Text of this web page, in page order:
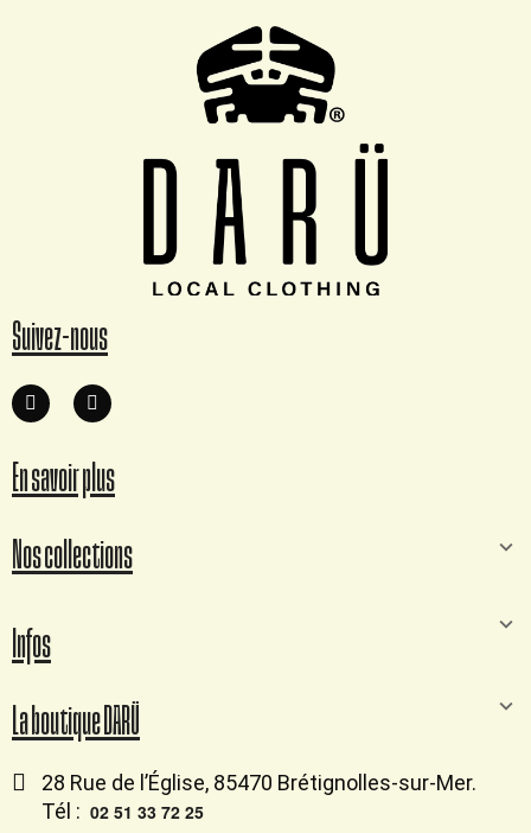
Suivez-nous
En savoir plus
Nos collections
Infos
La boutique DARÜ
28 Rue de l’Église, 85470 Brétignolles-sur-Mer.
Tél : 02 51 33 72 25